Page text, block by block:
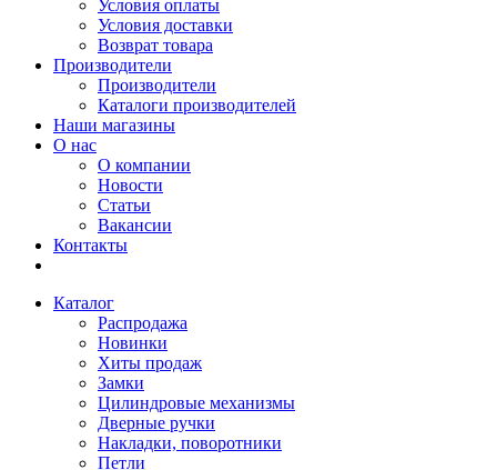
Условия оплаты
Условия доставки
Возврат товара
Производители
Производители
Каталоги производителей
Наши магазины
О нас
О компании
Новости
Статьи
Вакансии
Контакты
Каталог
Распродажа
Новинки
Хиты продаж
Замки
Цилиндровые механизмы
Дверные ручки
Накладки, поворотники
Петли